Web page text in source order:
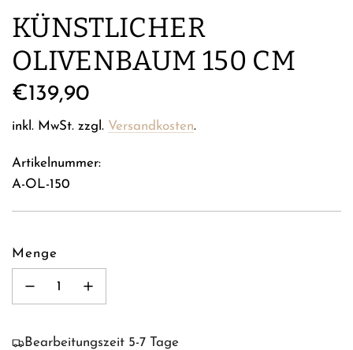
KÜNSTLICHER
OLIVENBAUM 150 CM
Regulärer
Preis
€139,90
inkl. MwSt. zzgl. Versandkosten.
Artikelnummer:
A-OL-150
Menge
Bearbeitungszeit 5-7 Tage